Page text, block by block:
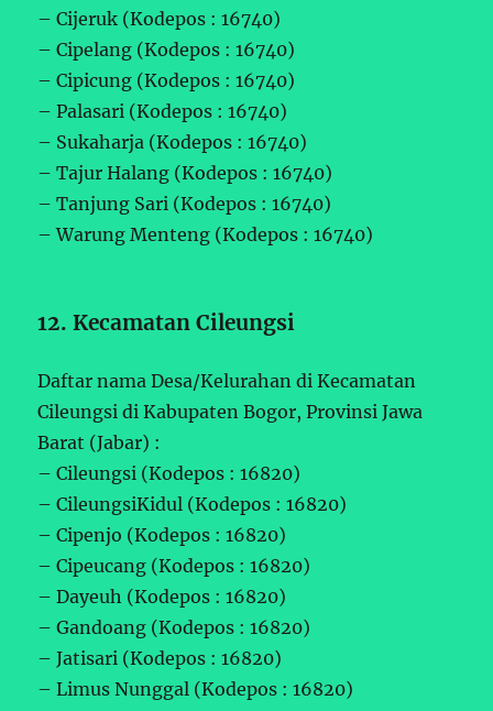
– Cijeruk (Kodepos : 16740)
– Cipelang (Kodepos : 16740)
– Cipicung (Kodepos : 16740)
– Palasari (Kodepos : 16740)
– Sukaharja (Kodepos : 16740)
– Tajur Halang (Kodepos : 16740)
– Tanjung Sari (Kodepos : 16740)
– Warung Menteng (Kodepos : 16740)
12. Kecamatan Cileungsi
Daftar nama Desa/Kelurahan di Kecamatan
Cileungsi di Kabupaten Bogor, Provinsi Jawa
Barat (Jabar) :
– Cileungsi (Kodepos : 16820)
– CileungsiKidul (Kodepos : 16820)
– Cipenjo (Kodepos : 16820)
– Cipeucang (Kodepos : 16820)
– Dayeuh (Kodepos : 16820)
– Gandoang (Kodepos : 16820)
– Jatisari (Kodepos : 16820)
– Limus Nunggal (Kodepos : 16820)